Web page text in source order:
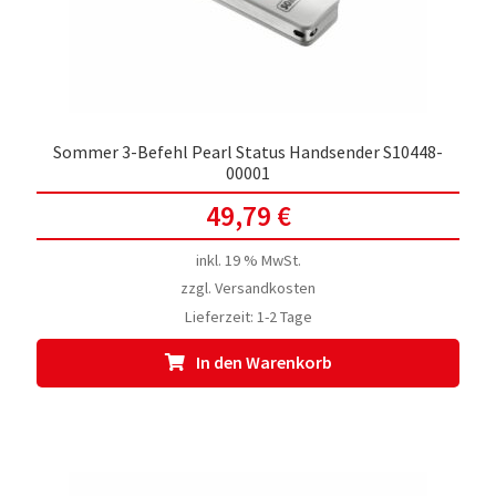
Sommer 3-Befehl Pearl Status Handsender S10448-
00001
49,79 €
inkl. 19 % MwSt.
zzgl. Versandkosten
Lieferzeit: 1-2 Tage
In den Warenkorb